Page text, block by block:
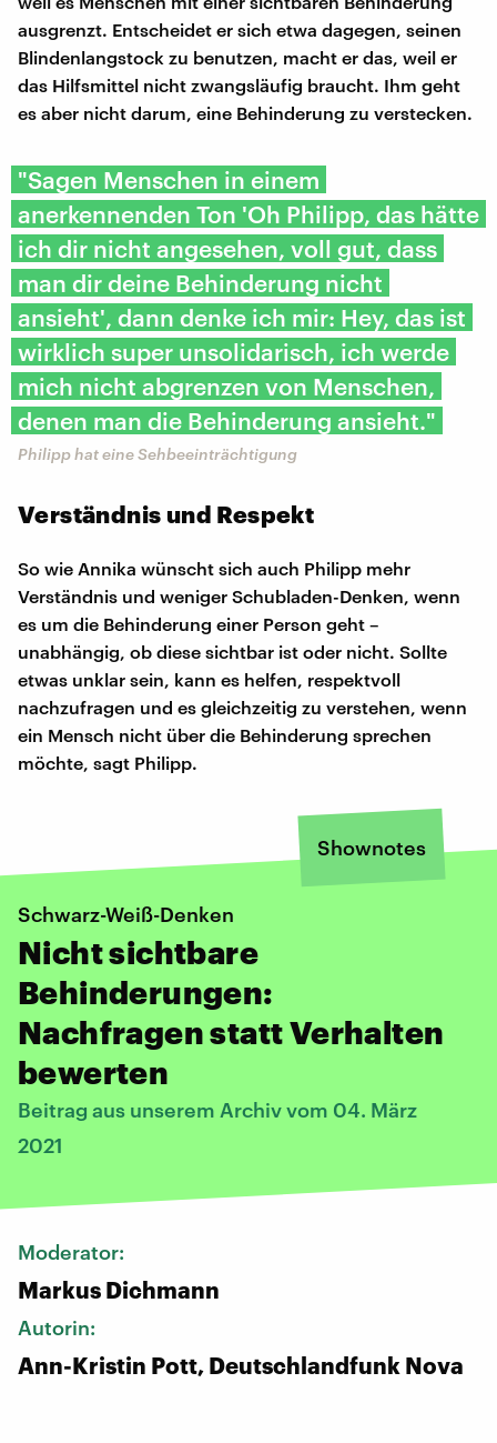
ausgrenzt. Entscheidet er sich etwa dagegen, seinen
Blindenlangstock zu benutzen, macht er das, weil er
das Hilfsmittel nicht zwangsläufig braucht. Ihm geht
es aber nicht darum, eine Behinderung zu verstecken.
"Sagen Menschen in einem
anerkennenden Ton 'Oh Philipp, das hätte
ich dir nicht angesehen, voll gut, dass
man dir deine Behinderung nicht
ansieht', dann denke ich mir: Hey, das ist
wirklich super unsolidarisch, ich werde
mich nicht abgrenzen von Menschen,
denen man die Behinderung ansieht."
Philipp hat eine Sehbeeinträchtigung
Verständnis und Respekt
So wie Annika wünscht sich auch Philipp mehr
Verständnis und weniger Schubladen-Denken, wenn
es um die Behinderung einer Person geht –
unabhängig, ob diese sichtbar ist oder nicht. Sollte
etwas unklar sein, kann es helfen, respektvoll
nachzufragen und es gleichzeitig zu verstehen, wenn
ein Mensch nicht über die Behinderung sprechen
möchte, sagt Philipp.
Shownotes
Schwarz-Weiß-Denken
Nicht sichtbare
Behinderungen:
Nachfragen statt Verhalten
bewerten
Beitrag aus unserem Archiv vom 04. März
2021
Moderator:
Markus Dichmann
Autorin:
Ann-Kristin Pott, Deutschlandfunk Nova